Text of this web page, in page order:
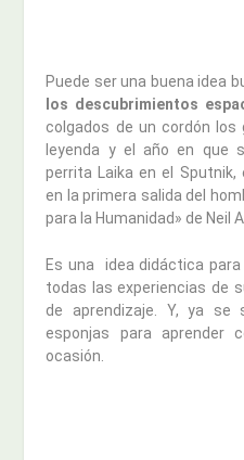
Puede ser una buena idea
los descubrimientos
colgados de un cordón
leyenda y el año en que
perrita Laika en el Sputnik,
en la primera salida del
para la Humanidad» de Neil
Es una idea didáctica
todas las experiencias de
de aprendizaje. Y, ya se
esponjas para aprender
ocasión.